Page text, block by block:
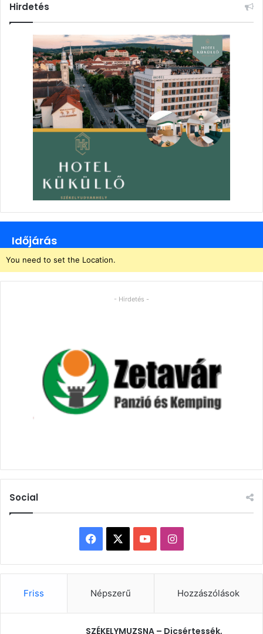
Hirdetés
Időjárás
You need to set the Location.
- Hirdetés -
Social
Facebook YouTubeInstagram
Friss Népszerű Hozzászólások
SZÉKELYMUZSNA – Dicsértessék,